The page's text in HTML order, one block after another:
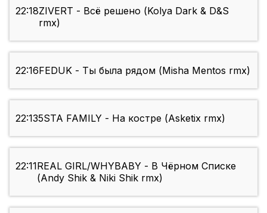
22:18ZIVERT - Всё решено (Kolya Dark & D&S
rmx)
22:16FEDUK - Ты была рядом (Misha Mentos rmx)
22:135STA FAMILY - На костре (Asketix rmx)
22:11REAL GIRL/WHYBABY - В Чёрном Списке
(Andy Shik & Niki Shik rmx)